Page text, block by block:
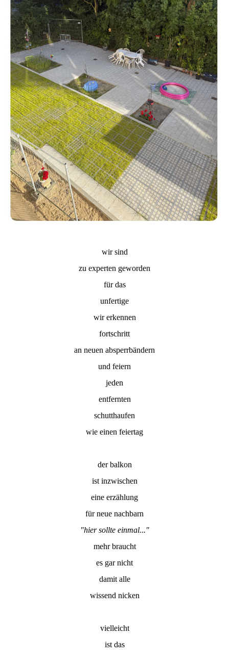
wir sind
zu experten geworden
für das
unfertige
wir erkennen
fortschritt
an neuen absperrbändern
und feiern
jeden
entfernten
schutthaufen
wie einen feiertag
der balkon
ist inzwischen
eine erzählung
für neue nachbarn
"hier sollte einmal..."
mehr braucht
es gar nicht
damit alle
wissend nicken
vielleicht
ist das